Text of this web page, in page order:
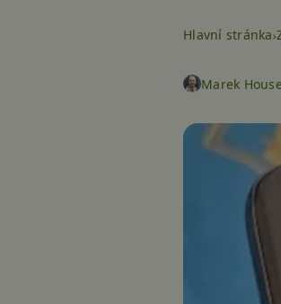
Hlavní stránka
Marek